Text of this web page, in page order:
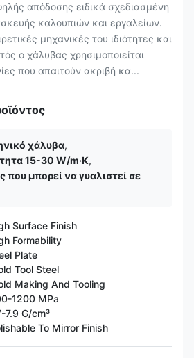
απόδοσης ειδικά σχεδιασμένη
καλουπιών και εργαλείων.
μηχανικές του ιδιότητες και
ο χάλυβας χρησιμοποιείται
που απαιτούν ακριβή κα...
χάλυβα,
15-30 W/m·K,
που μπορεί να γυαλιστεί σε
Surface Finish
Formability
Plate
Tool Steel
Making And Tooling
1200 MPa
7.9 G/cm³
To Mirror Finish